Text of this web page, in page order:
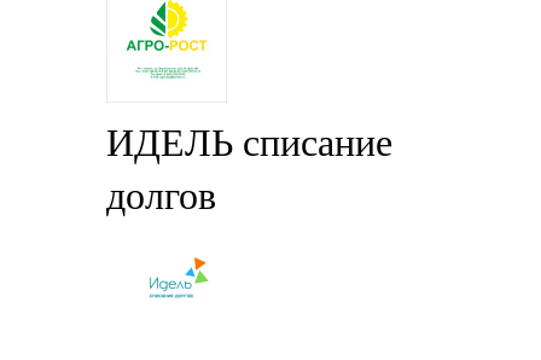
ИДЕЛЬ списание
долгов